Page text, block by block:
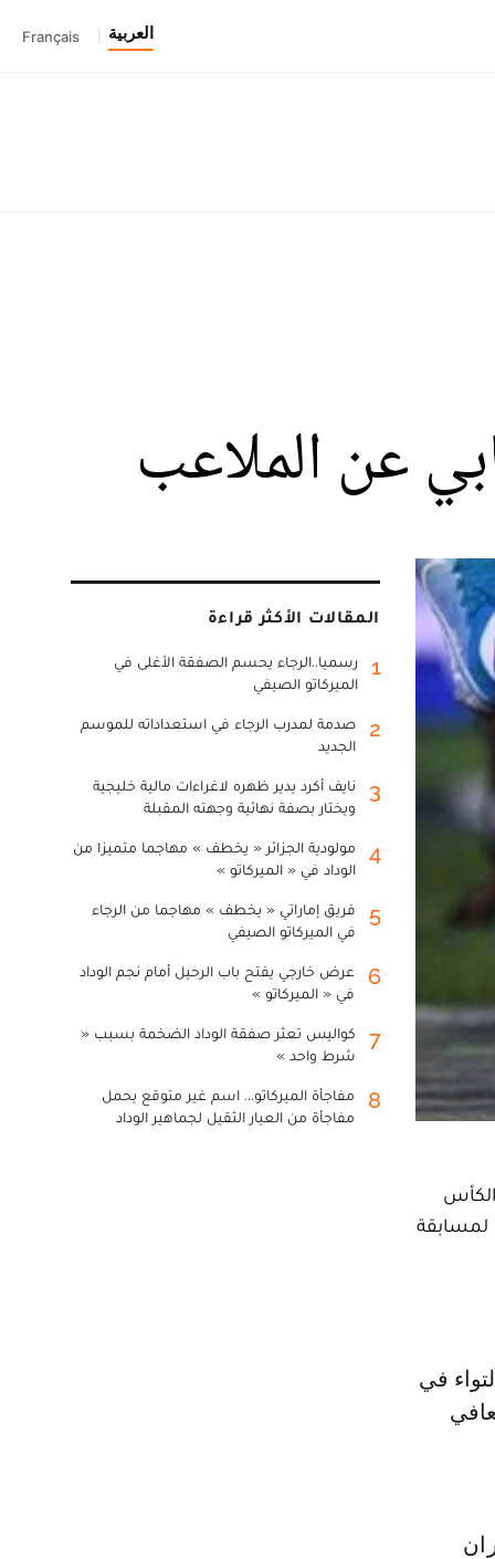
العربية Français
عن الملاعب
الكأس
لمسابقة
المقالات الأكثر قراءة
1
رسميا..الرجاء يحسم الصفقة الأغلى في
الميركاتو الصيفي
2
صدمة لمدرب الرجاء في استعداداته للموسم
الجديد
3
نايف أكرد يدير ظهره لاغراءات مالية خليجية
ويختار بصفة نهائية وجهته المقبلة
4
مولودية الجزائر « يخطف » مهاجما متميزا من
الوداد في « الميركاتو »
5
فريق إماراتي « يخطف » مهاجما من الرجاء
في الميركاتو الصيفي
6
عرض خارجي يفتح باب الرحيل أمام نجم الوداد
في « الميركاتو »
7
كواليس تعثر صفقة الوداد الضخمة بسبب «
شرط واحد »
8
مفاجأة الميركاتو... اسم غير متوقع يحمل
مفاجأة من العيار الثقيل لجماهير الوداد